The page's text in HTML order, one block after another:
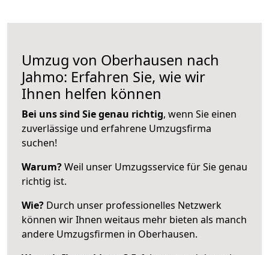
Umzug von Oberhausen nach
Jahmo: Erfahren Sie, wie wir
Ihnen helfen können
Bei uns sind Sie genau richtig, wenn Sie einen
zuverlässige und erfahrene Umzugsfirma
suchen!
Warum?Weil unser Umzugsservice für Sie genau
richtig ist.
Wie? Durch unser professionelles Netzwerk
können wir Ihnen weitaus mehr bieten als manch
andere Umzugsfirmen in Oberhausen.